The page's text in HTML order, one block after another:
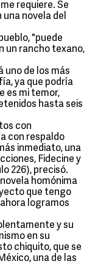
requiere. Se
novela del
"puede
un rancho texano,
uno de los más
ya que podría
es mi temor,
hasta seis
con
con respaldo
inmediato, una
Fidecine y
226), precisó.
homónima
que tengo
logramos
y su
en su
chiquito, que se
una de las